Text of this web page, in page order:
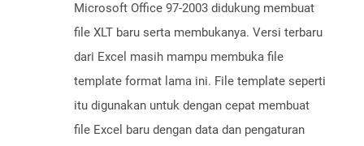
Microsoft Office 97-2003 didukung membuat
file XLT baru serta membukanya. Versi terbaru
dari Excel masih mampu membuka file
template format lama ini. File template seperti
itu digunakan untuk dengan cepat membuat
file Excel baru dengan data dan pengaturan